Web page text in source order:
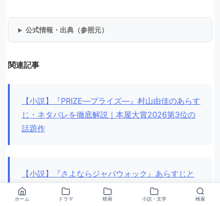
公式情報・出典（参照元）
関連記事
【小説】『PRIZE―プライズ―』村山由佳のあらす
じ・ネタバレを徹底解説｜本屋大賞2026第3位の
話題作
【小説】『さよならジャバウォック』あらすじと
ネタバレを徹底解説
ホーム ドラマ 映画 小説・文学 検索